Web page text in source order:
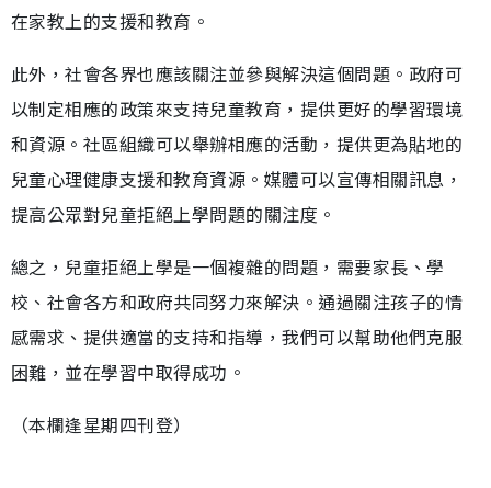
在家教上的支援和教育。
此外，社會各界也應該關注並參與解決這個問題。政府可
以制定相應的政策來支持兒童教育，提供更好的學習環境
和資源。社區組織可以舉辦相應的活動，提供更為貼地的
兒童心理健康支援和教育資源。媒體可以宣傳相關訊息，
提高公眾對兒童拒絕上學問題的關注度。
總之，兒童拒絕上學是一個複雜的問題，需要家長、學
校、社會各方和政府共同努力來解決。通過關注孩子的情
感需求、提供適當的支持和指導，我們可以幫助他們克服
困難，並在學習中取得成功。
（本欄逢星期四刊登）